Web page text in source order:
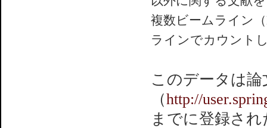
複数ビームライン
ラインでカウント
このデータは
（http://
までに登録さ